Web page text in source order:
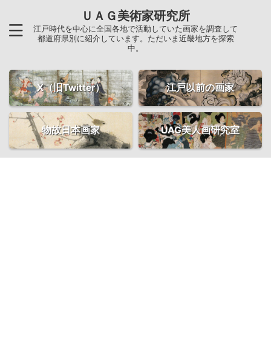
ＵＡＧ美術家研究所
江戸時代を中心に全国各地で活動していた画家を調査して
都道府県別に紹介しています。ただいま近畿地方を探索
中。
X（旧Twitter） 江戸以前の画家
物故日本画家 UAG美人画研究室